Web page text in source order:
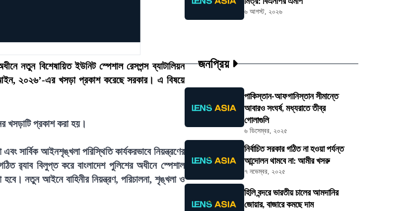
নতুন বিশেষায়িত ইউনিট স্পেশাল রেসপন্স ব্যাটালিয়ন
২০২৬’-এর খসড়া প্রকাশ করেছে সরকার। এ বিষয়ে
খসড়াটি প্রকাশ করা হয়।
সার্বিক আইনশৃঙ্খলা পরিস্থিতি কার্যকরভাবে নিয়ন্ত্রণের
র‍্যাব বিলুপ্ত করে বাংলাদেশ পুলিশের অধীনে স্পেশাল
নতুন আইনে বাহিনীর নিয়ন্ত্রণ, পরিচালনা, শৃঙ্খলা ও
৬ আগস্ট, ২০২৬
জনপ্রিয়
পাকিস্তান-আফগানিস্তান সীমান্তে
আবারও সংঘর্ষ, মধ্যরাতে তীব্র
গোলাগুলি
৬ ডিসেম্বর, ২০২৫
নির্বাচিত সরকার গঠিত না হওয়া পর্যন্ত
আন্দোলন থামবে না: আমীর খসরু
৭ নভেম্বর, ২০২৫
হিলি বন্দরে ভারতীয় চালের আমদানির
জোয়ার, বাজারে কমছে দাম